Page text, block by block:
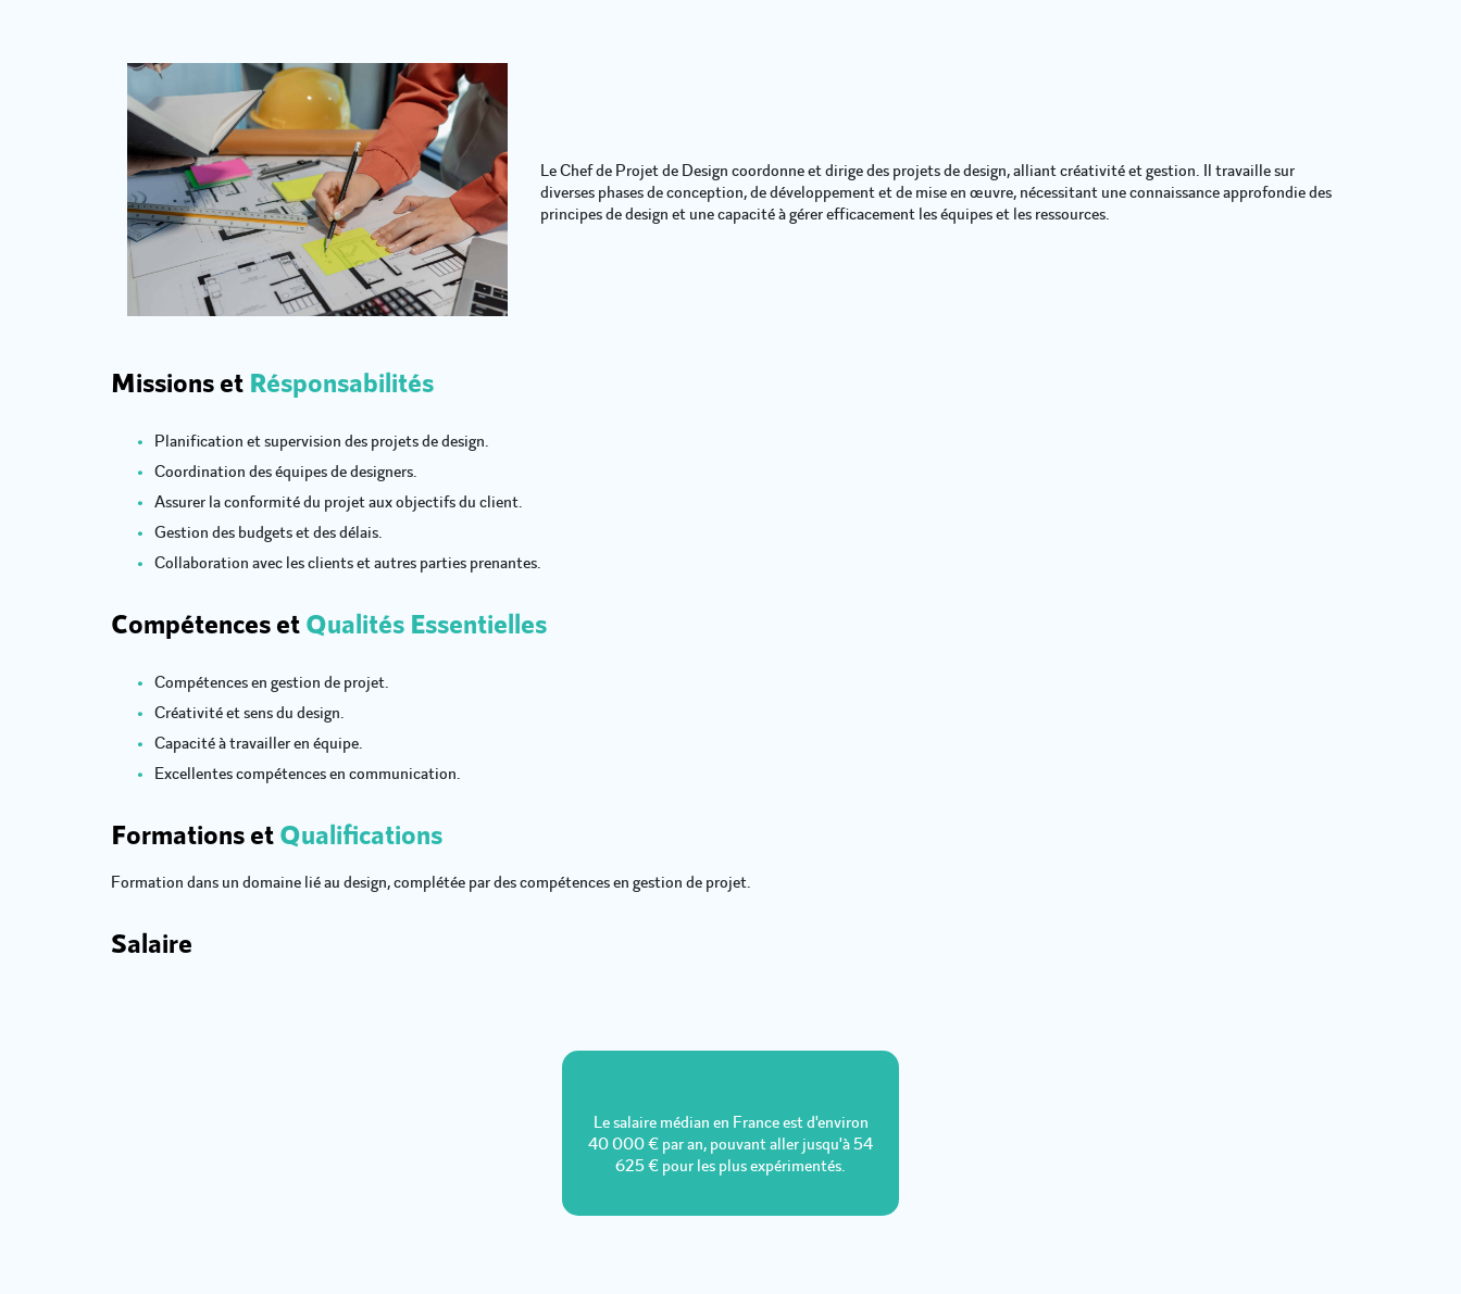
Le Chef de Projet de Design coordonne et dirige des projets de design, alliant créativité et gestion. Il travaille sur
diverses phases de conception, de développement et de mise en œuvre, nécessitant une connaissance approfondie des
principes de design et une capacité à gérer efficacement les équipes et les ressources.
Missions et Résponsabilités
Planification et supervision des projets de design.
Coordination des équipes de designers.
Assurer la conformité du projet aux objectifs du client.
Gestion des budgets et des délais.
Collaboration avec les clients et autres parties prenantes.
Compétences et Qualités Essentielles
Compétences en gestion de projet.
Créativité et sens du design.
Capacité à travailler en équipe.
Excellentes compétences en communication.
Formations et Qualifications
Formation dans un domaine lié au design, complétée par des compétences en gestion de projet.
Salaire
Le salaire médian en France est d'environ
40 000 € par an, pouvant aller jusqu'à 54
625 € pour les plus expérimentés.